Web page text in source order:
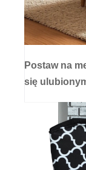
Postaw na
się